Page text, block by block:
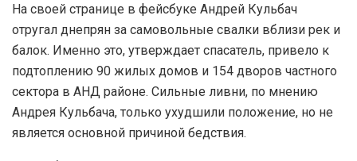
На своей странице в фейсбуке Андрей Кульбач
отругал днепрян за самовольные свалки вблизи рек и
балок. Именно это, утверждает спасатель, привело к
подтоплению 90 жилых домов и 154 дворов частного
сектора в АНД районе. Сильные ливни, по мнению
Андрея Кульбача, только ухудшили положение, но не
является основной причиной бедствия.